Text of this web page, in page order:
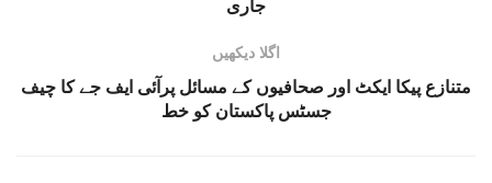
جاری
اگلا دیکھیں
متنازع پیکا ایکٹ اور صحافیوں کے مسائل پرآئی ایف جے کا چیف
جسٹس پاکستان کو خط